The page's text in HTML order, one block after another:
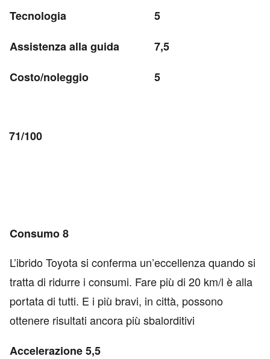
Tecnologia
5
Assistenza alla guida
7,5
Costo/noleggio
5
71/100
Consumo 8
L’ibrido Toyota si conferma un’eccellenza quando si
tratta di ridurre i consumi. Fare più di 20 km/l è alla
portata di tutti. E i più bravi, in città, possono
ottenere risultati ancora più sbalorditivi
Accelerazione 5,5